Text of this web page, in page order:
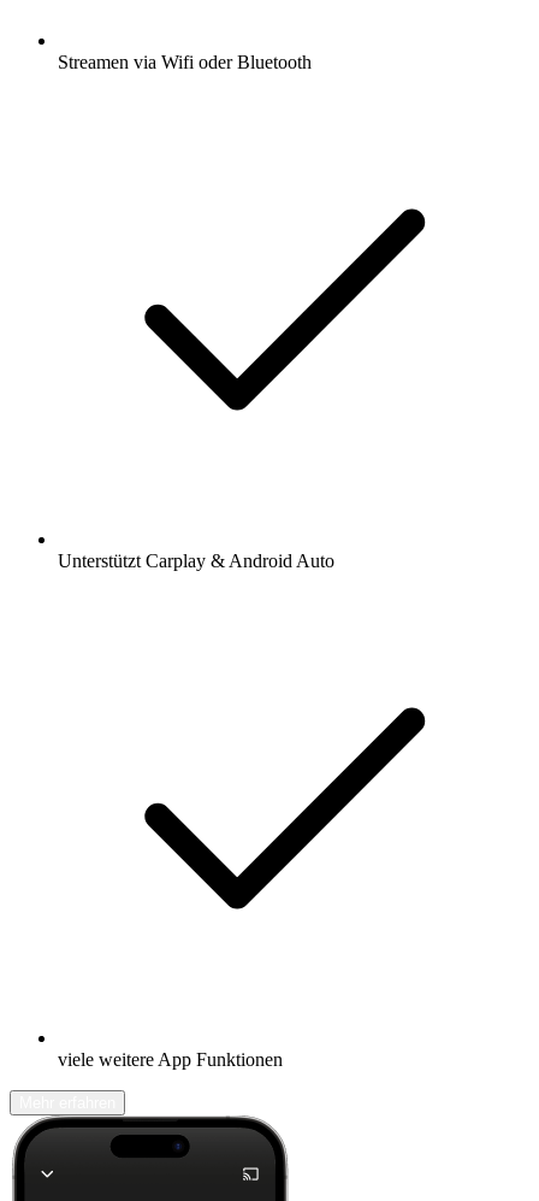
Streamen via Wifi oder Bluetooth
Unterstützt Carplay & Android Auto
viele weitere App Funktionen